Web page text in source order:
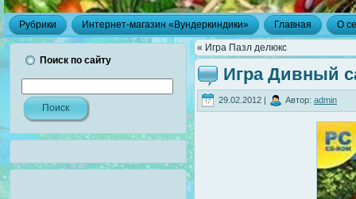
Рубрики Интернет-магазин «Вундеркиндики» Главная О
Поиск по сайту
« Игра Пазл делюкс
Игра Дивный
29.02.2012 | Автор: admin